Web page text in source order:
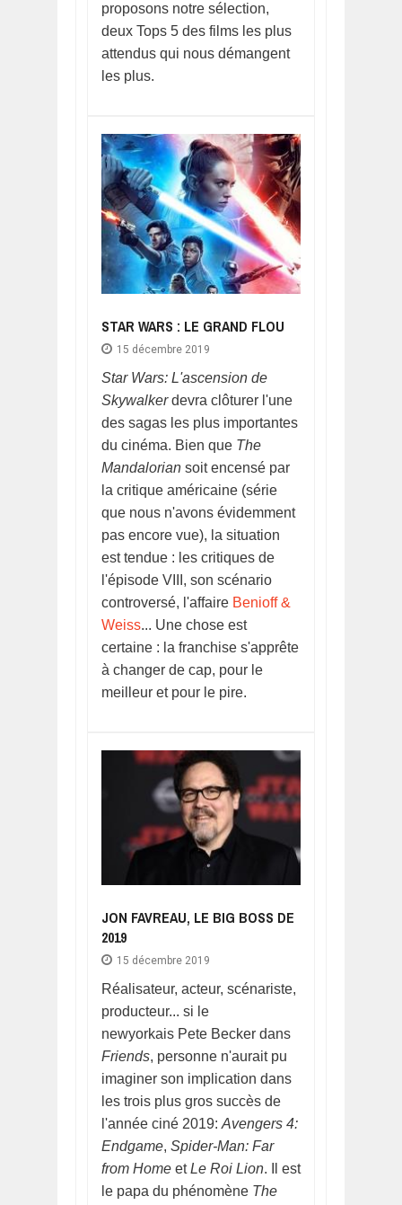
proposons notre sélection,
deux Tops 5 des films les plus
attendus qui nous démangent
les plus.
STAR WARS : LE GRAND FLOU
15 décembre 2019
Star Wars: L'ascension de
Skywalkerdevra clôturer l'une
des sagas les plus importantes
du cinéma. Bien que The
Mandalorian soit encensé par
la critique américaine (série
que nous n'avons évidemment
pas encore vue), la situation
est tendue : les critiques de
l'épisode VIII, son scénario
controversé, l'affaire Benioff &
Weiss... Une chose est
certaine : la franchise s'apprête
à changer de cap, pour le
meilleur et pour le pire.
JON FAVREAU, LE BIG BOSS DE
2019
15 décembre 2019
Réalisateur, acteur, scénariste,
producteur... si le
newyorkais Pete Becker dans
Friends, personne n'aurait pu
imaginer son implication dans
les trois plus gros succès de
l'année ciné 2019:Avengers 4:
Endgame, Spider-Man: Far
from Home etLe Roi Lion. Il est
le papa du phénomène The